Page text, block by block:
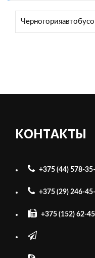
Черногория
КОНТАКТЫ
+375 (44) 578-
+375 (29) 246-
+375 (152) 62-